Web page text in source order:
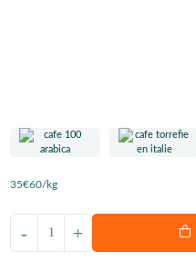
35€60/kg
+
-